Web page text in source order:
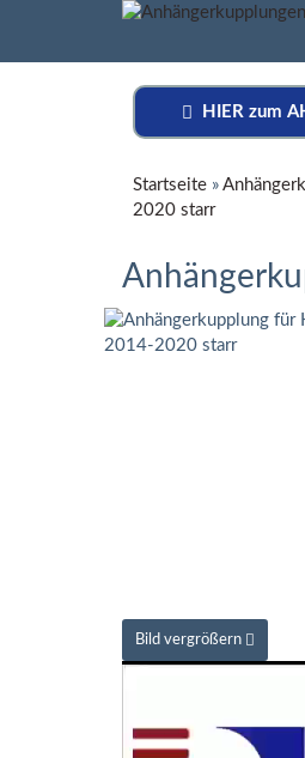
HIER zum
Startseite »
2020 starr
Bild vergrößern